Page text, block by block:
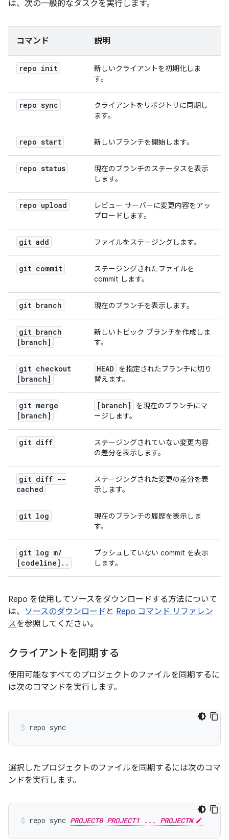
は、次の一般的なタスクを実行します。
コマンド 説明
repo init
新しいクライアントを初期化しま
す。
repo sync
クライアントをリポジトリに同期し
ます。
repo start 新しいブランチを開始します。
repo status
現在のブランチのステータスを表示
します。
repo upload
レビュー サーバーに変更内容をアッ
プロードします。
git add ファイルをステージングします。
git commit
ステージングされたファイルを
commit します。
git branch 現在のブランチを表示します。
git branch
[branch]
新しいトピック ブランチを作成しま
す。
git checkout
[branch]
HEAD
を指定されたブランチに切り
替えます。
git merge
[branch]
[branch]
を現在のブランチにマ
ージします。
git diff
ステージングされていない変更内容
の差分を表示します。
git diff --
cached
ステージングされた変更の差分を表
示します。
git log
現在のブランチの履歴を表示しま
す。
git log m/
[codeline] . .
プッシュしていない commit を表示
します。
Repo を使用してソースをダウンロードする方法について
は、 ソースのダウンロード と Repo コマンド リファレン
スを参照してください。
クライアントを同期する
使用可能なすべてのプロジェクトのファイルを同期するに
は次のコマンドを実行します。
repo sync
選択したプロジェクトのファイルを同期するには次のコマ
ンドを実行します。
repo sync PROJECT0 PROJECT1 ... PROJECTN